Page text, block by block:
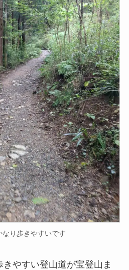
なり歩きやすいです
やすい登山道が宝登山ま